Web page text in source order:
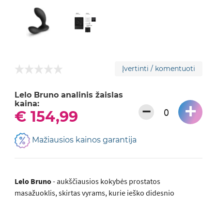
Įvertinti / komentuoti
Lelo Bruno analinis žaislas
kaina:
€ 154,99 − +
Mažiausios kainos garantija
Lelo Bruno- aukščiausios kokybės prostatos
masažuoklis, skirtas vyrams, kurie ieško didesnio